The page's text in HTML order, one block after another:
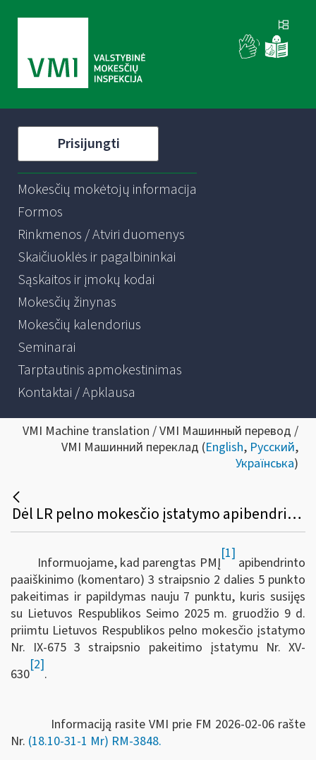
Prisijungti
Mokesčių mokėtojų informacija
Formos
Rinkmenos / Atviri duomenys
Skaičiuoklės ir pagalbininkai
Sąskaitos ir įmokų kodai
Mokesčių žinynas
Mokesčių kalendorius
Seminarai
Tarptautinis apmokestinimas
Kontaktai / Apklausa
VMI Machine translation / VMI Машинный перевод /
VMI Машинний переклад (English, Русский,
Українська)
Dėl LR pelno mokesčio įstatymo apibendrinto paaiškinimo (komentaro) 3 straipsnio 2 dalies 5 punkto pakeitimo ir papildymo nauju 7 punktu
Informuojame, kad parengtas PMĮ
[1]
apibendrinto
paaiškinimo (komentaro) 3 straipsnio 2 dalies 5 punkto
pakeitimas ir papildymas nauju 7 punktu, kuris susijęs
su Lietuvos Respublikos Seimo 2025 m. gruodžio 9 d.
priimtu Lietuvos Respublikos pelno mokesčio įstatymo
Nr. IX-675 3 straipsnio pakeitimo įstatymu Nr. XV-
630
[2]
.
Informaciją rasite VMI prie FM 2026-02-06 rašte
Nr. (18.10-31-1 Mr) RM-3848.